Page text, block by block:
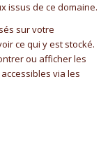
issus de ce domaine.
sur votre
ce qui y est stocké.
ou afficher les
via les